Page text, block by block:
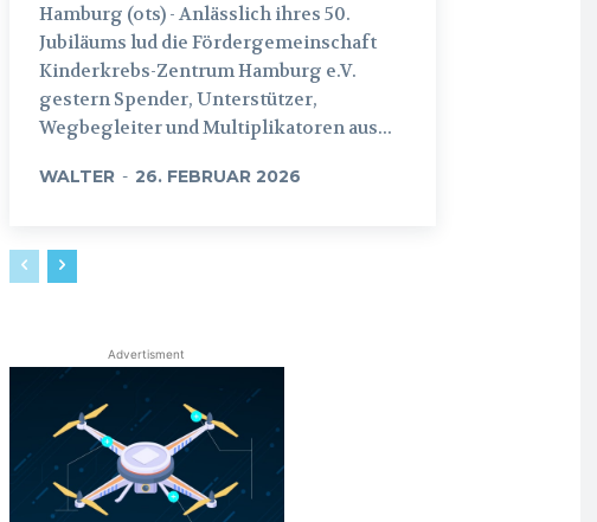
Hamburg (ots) - Anlässlich ihres 50.
Jubiläums lud die Fördergemeinschaft
Kinderkrebs-Zentrum Hamburg e.V.
gestern Spender, Unterstützer,
Wegbegleiter und Multiplikatoren aus...
WALTER - 26. FEBRUAR 2026
Advertisment